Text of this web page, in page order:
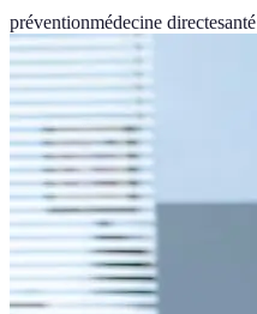
préventionmédecine directesanté